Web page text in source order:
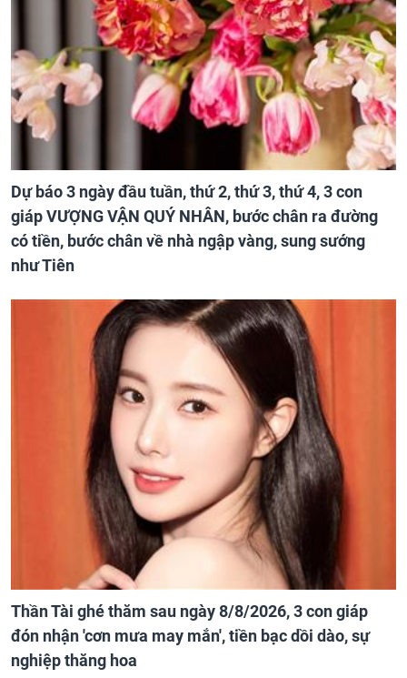
Dự báo 3 ngày đầu tuần, thứ 2, thứ 3, thứ 4, 3 con
giáp VƯỢNG VẬN QUÝ NHÂN, bước chân ra đường
có tiền, bước chân về nhà ngập vàng, sung sướng
như Tiên
Thần Tài ghé thăm sau ngày 8/8/2026, 3 con giáp
đón nhận 'cơn mưa may mắn', tiền bạc dồi dào, sự
nghiệp thăng hoa